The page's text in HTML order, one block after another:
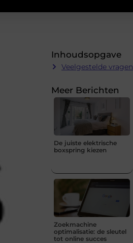
Inhoudsopgave
Veelgestelde vragen
Meer Berichten
De juiste elektrische
boxspring kiezen
Zoekmachine
optimalisatie: de sleutel
tot online succes